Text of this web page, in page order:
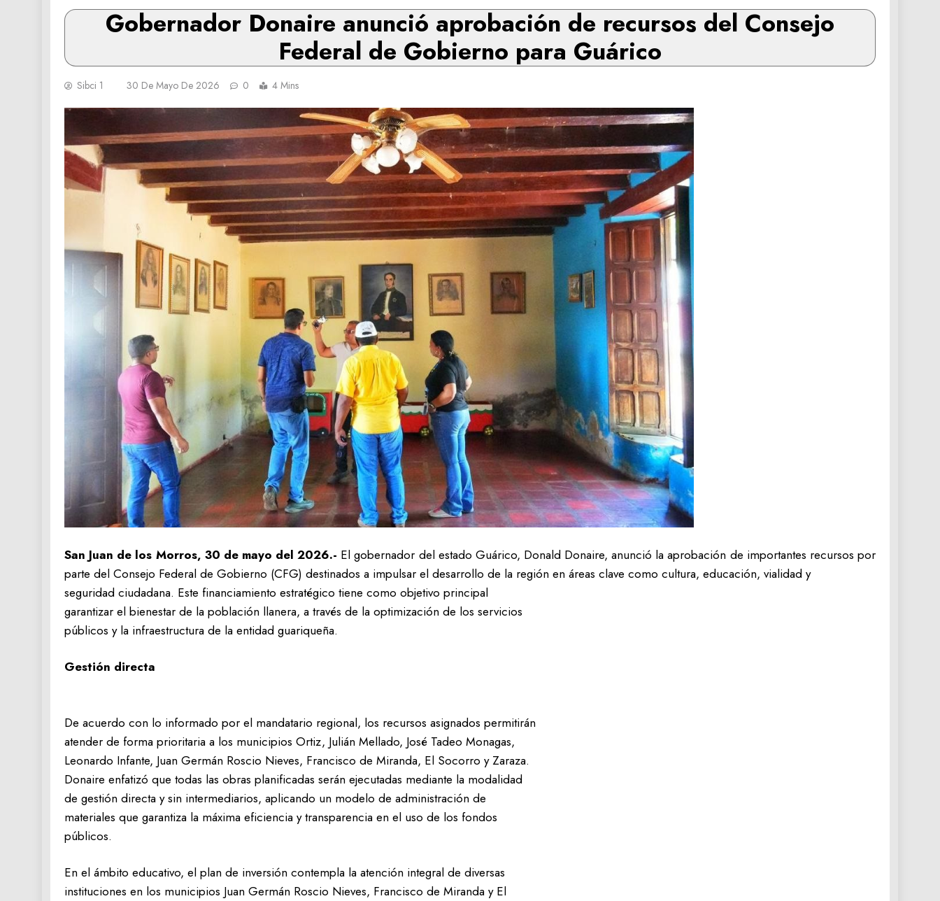
Gobernador Donaire anunció aprobación de recursos del Consejo
Federal de Gobierno para Guárico
Sibci 1 30 De Mayo De 2026 0 4 Mins
San Juan de los Morros, 30 de mayo del 2026.- El gobernador del estado Guárico, Donald Donaire, anunció la aprobación de importantes recursos por
parte del Consejo Federal de Gobierno (CFG) destinados a impulsar el desarrollo de la región en áreas clave como cultura, educación, vialidad y
seguridad ciudadana. Este financiamiento estratégico tiene como objetivo principal
garantizar el bienestar de la población llanera, a través de la optimización de los servicios
públicos y la infraestructura de la entidad guariqueña.
Gestión directa
De acuerdo con lo informado por el mandatario regional, los recursos asignados permitirán
atender de forma prioritaria a los municipios Ortiz, Julián Mellado, José Tadeo Monagas,
Leonardo Infante, Juan Germán Roscio Nieves, Francisco de Miranda, El Socorro y Zaraza.
Donaire enfatizó que todas las obras planificadas serán ejecutadas mediante la modalidad
de gestión directa y sin intermediarios, aplicando un modelo de administración de
materiales que garantiza la máxima eficiencia y transparencia en el uso de los fondos
públicos.
En el ámbito educativo, el plan de inversión contempla la atención integral de diversas
instituciones en los municipios Juan Germán Roscio Nieves, Francisco de Miranda y El